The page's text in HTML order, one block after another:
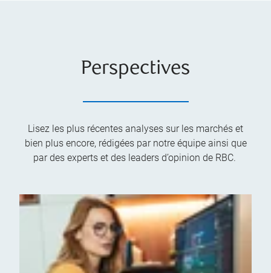
Perspectives
Lisez les plus récentes analyses sur les marchés et
bien plus encore, rédigées par notre équipe ainsi que
par des experts et des leaders d’opinion de RBC.